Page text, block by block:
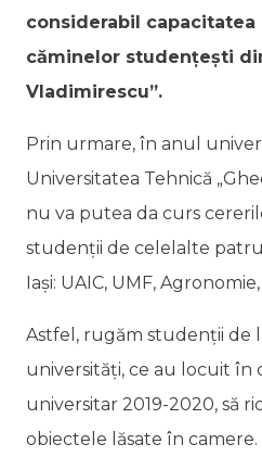
considerabil capacitatea
căminelor studențești
Vladimirescu”.
Prin urmare, în anul
Universitatea Tehnică
nu va putea da curs
studenții de celelalte
Iași: UAIC, UMF,
Astfel, rugăm studenții de
universități, ce au locuit în
universitar 2019-2020, să
obiectele lăsate în